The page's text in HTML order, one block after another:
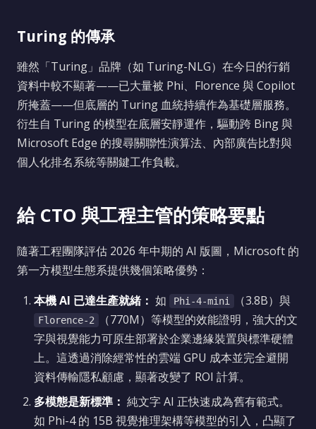
Turing 的傳承
雖然「Turing」品牌（如 Turing-NLG）在今日的行銷
資料中較不顯著——已大量被 Phi、Florence 與 Copilot
所掩蓋——但底層的 Turing 血統持續作為基礎層服務。
衍生自 Turing 的模型在底層安靜運作，驅動跨 Bing 與
Microsoft Edge 的搜尋關聯性演算法、內部廣告比對與
個人化排名系統等關鍵工作負載。
給 CTO 與工程主管的策略要點
隨著工程團隊評估 2026 年中期的 AI 版圖，Microsoft 的
第一方模型生態系提供幾個策略優勢：
本機 AI 已達生產就緒： 如 Phi-4-mini （3.8B）與
Florence-2
（770M）等模型的效能證明，強大的文
字與視覺能力可原生部署於企業邊緣裝置與標準硬體
上。這透過消除經常性的雲端 GPU 成本並完全避開
資料傳輸隱私顧慮，顯著改變了 ROI 計算。
多模態是新標準： 純文字 AI 正快速成為舊有範式。
如 Phi-4 的 15B 視覺推理架構等模型的引入，凸顯了